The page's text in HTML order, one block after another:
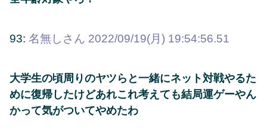
93: 名無しさん 2022/09/19(月) 19:54:56.51
大学生の頃周りのヤツらと一緒にネット対戦やるた
めに復帰したけどあれこれ考えても結局運ゲーやん
かって気がついてやめたわ